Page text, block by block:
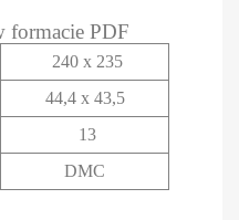
formacie PDF
240 x 235
44,4 x 43,5
13
DMC